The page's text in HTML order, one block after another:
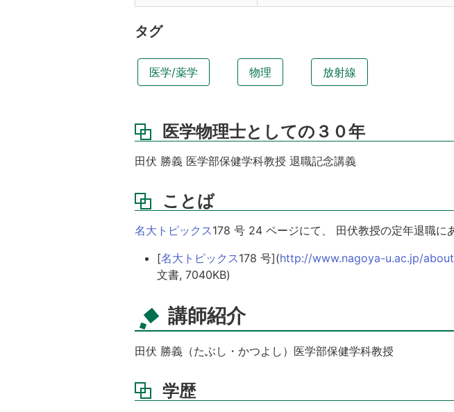
タグ
医学/薬学 物理 放射線
医学物理士としての３０年
田伏 勝義 医学部保健学科教授 退職記念講義
ことば
名大トピックス178 号 24 ページにて、 田伏教授の定年退職に
[名大トピックス178 号](http://www.nagoya-u.ac.jp/
文書, 7040KB)
講師紹介
田伏 勝義（たぶし・かつよし）医学部保健学科教授
学歴